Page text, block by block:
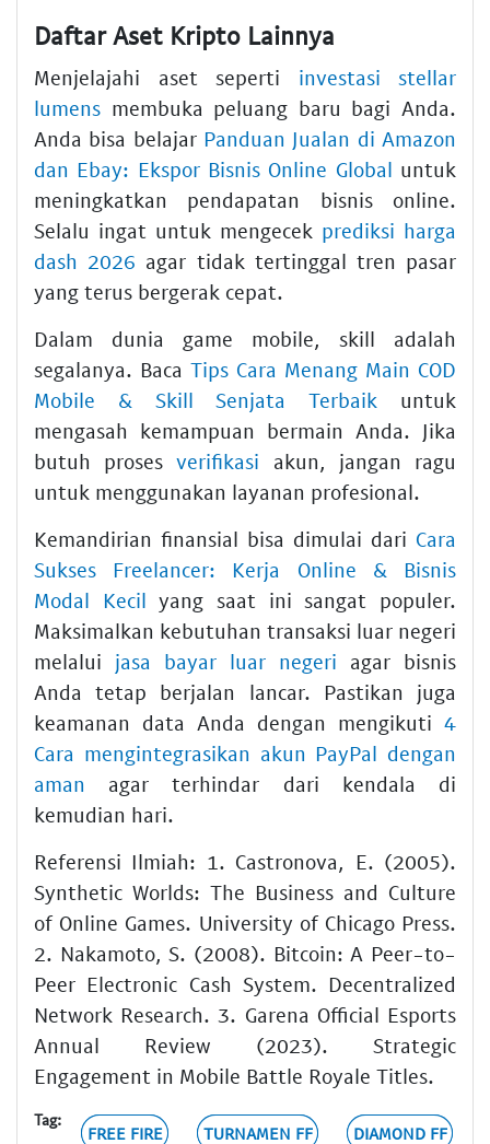
Daftar Aset Kripto Lainnya
Menjelajahi aset seperti investasi stellar
lumens membuka peluang baru bagi Anda.
Anda bisa belajar Panduan Jualan di Amazon
dan Ebay: Ekspor Bisnis Online Global untuk
meningkatkan pendapatan bisnis online.
Selalu ingat untuk mengecek prediksi harga
dash 2026 agar tidak tertinggal tren pasar
yang terus bergerak cepat.
Dalam dunia game mobile, skill adalah
segalanya. Baca Tips Cara Menang Main COD
Mobile & Skill Senjata Terbaik untuk
mengasah kemampuan bermain Anda. Jika
butuh prosesverifikasi akun, jangan ragu
untuk menggunakan layanan profesional.
Kemandirian finansial bisa dimulai dari Cara
Sukses Freelancer: Kerja Online & Bisnis
Modal Kecil yang saat ini sangat populer.
Maksimalkan kebutuhan transaksi luar negeri
melalui jasa bayar luar negeri agar bisnis
Anda tetap berjalan lancar. Pastikan juga
keamanan data Anda dengan mengikuti 4
Cara mengintegrasikan akun PayPal dengan
aman agar terhindar dari kendala di
kemudian hari.
Referensi Ilmiah: 1. Castronova, E. (2005).
Synthetic Worlds: The Business and Culture
of Online Games. University of Chicago Press.
2. Nakamoto, S. (2008). Bitcoin: A Peer-to-
Peer Electronic Cash System. Decentralized
Network Research. 3. Garena Official Esports
Annual Review (2023). Strategic
Engagement in Mobile Battle Royale Titles.
Tag:
FREE FIRE TURNAMEN FF DIAMOND FF